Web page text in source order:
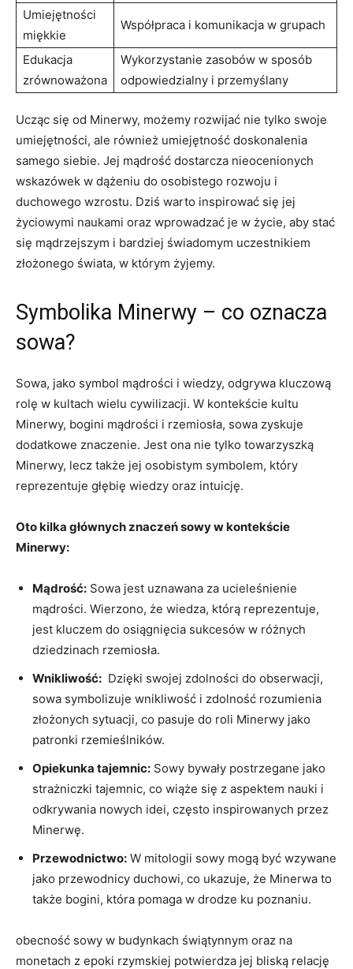
Umiejętności
miękkie
Współpraca i komunikacja ‌w grupach
Edukacja
zrównoważona
Wykorzystanie zasobów w sposób
odpowiedzialny i przemyślany
Ucząc ⁣się od Minerwy, możemy rozwijać nie tylko swoje
umiejętności, ⁣ale również umiejętność doskonalenia ​
samego siebie. Jej mądrość dostarcza nieocenionych
wskazówek⁤ w dążeniu do osobistego rozwoju i
duchowego wzrostu. Dziś warto inspirować się⁢ jej
życiowymi‌ naukami oraz wprowadzać je⁤ w życie, aby stać
się mądrzejszym i bardziej świadomym uczestnikiem
złożonego świata, w którym żyjemy.
Symbolika Minerwy – co oznacza
sowa?
Sowa, jako symbol mądrości i wiedzy, odgrywa kluczową
rolę w kultach wielu cywilizacji. W kontekście kultu
Minerwy, bogini mądrości i ‍rzemiosła, sowa zyskuje
dodatkowe znaczenie. Jest ona​ nie tylko towarzyszką
Minerwy, lecz także jej osobistym ⁣symbolem, który
reprezentuje głębię wiedzy oraz intuicję.
Oto kilka ‍głównych⁣ znaczeń sowy w kontekście
Minerwy:
Mądrość: ⁣Sowa⁤ jest uznawana za ucieleśnienie
mądrości. Wierzono, że wiedza, którą ⁤reprezentuje,
jest kluczem do osiągnięcia sukcesów w różnych
dziedzinach rzemiosła.
Wnikliwość: ​ Dzięki swojej zdolności do obserwacji,⁣
sowa symbolizuje‍ wnikliwość i zdolność rozumienia
złożonych sytuacji, co pasuje do roli Minerwy jako
patronki rzemieślników.
Opiekunka tajemnic: Sowy bywały postrzegane jako
strażniczki tajemnic, co wiąże się‌ z aspektem nauki i‌
odkrywania nowych idei, często inspirowanych przez
Minerwę.
Przewodnictwo: ‌W mitologii ⁣sowy ‍mogą być ​wzywane‌
jako przewodnicy duchowi, co ukazuje, że Minerwa to
także⁣ bogini, która pomaga w drodze ku poznaniu.
obecność sowy w budynkach świątynnym oraz na​
monetach ⁤z epoki ‌rzymskiej potwierdza jej ​bliską​ relację